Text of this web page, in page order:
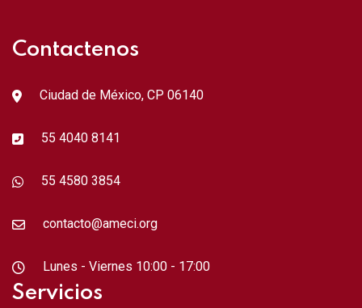
Contactenos
Ciudad de México, CP 06140
55 4040 8141
55 4580 3854
contacto@ameci.org
Lunes - Viernes 10:00 - 17:00
Servicios